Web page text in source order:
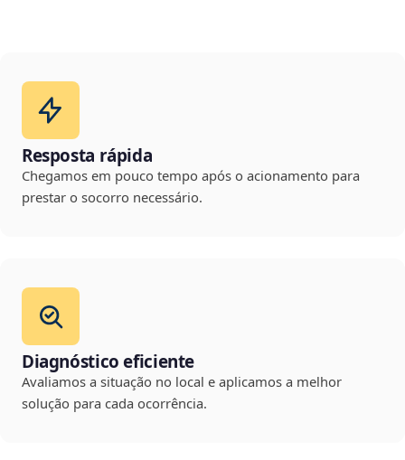
Resposta rápida
Chegamos em pouco tempo após o acionamento para
prestar o socorro necessário.
Diagnóstico eficiente
Avaliamos a situação no local e aplicamos a melhor
solução para cada ocorrência.